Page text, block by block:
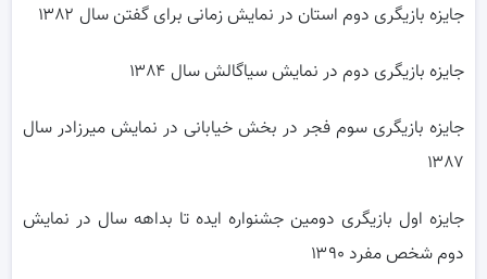
جایزه بازیگری دوم استان در نمایش زمانی برای گفتن سال ۱۳۸۲
جایزه بازیگری دوم در نمایش سیاگالش سال ۱۳۸۴
جایزه بازیگری سوم فجر در بخش خیابانی در نمایش میرزادر سال
۱۳۸۷
جایزه اول بازیگری دومین جشنواره ایده تا بداهه سال در نمایش
دوم شخص مفرد ۱۳۹۰